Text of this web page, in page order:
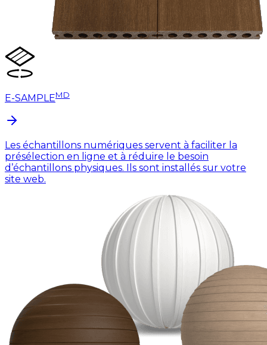
E-SAMPLEMD
Les échantillons numériques servent à faciliter la
présélection en ligne et à réduire le besoin
d’échantillons physiques. Ils sont installés sur votre
site web.